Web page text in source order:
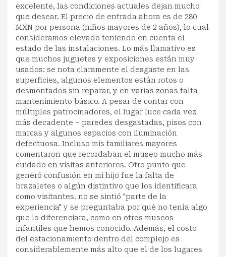
excelente, las condiciones actuales dejan mucho
que desear. El precio de entrada ahora es de 280
MXN por persona (niños mayores de 2 años), lo cual
consideramos elevado teniendo en cuenta el
estado de las instalaciones. Lo más llamativo es
que muchos juguetes y exposiciones están muy
usados: se nota claramente el desgaste en las
superficies, algunos elementos están rotos o
desmontados sin reparar, y en varias zonas falta
mantenimiento básico. A pesar de contar con
múltiples patrocinadores, el lugar luce cada vez
más decadente – paredes desgastadas, pisos con
marcas y algunos espacios con iluminación
defectuosa. Incluso mis familiares mayores
comentaron que recordaban el museo mucho más
cuidado en visitas anteriores. Otro punto que
generó confusión en mi hijo fue la falta de
brazaletes o algún distintivo que los identificara
como visitantes. no se sintió "parte de la
experiencia" y se preguntaba por qué no tenía algo
que lo diferenciara, como en otros museos
infantiles que hemos conocido. Además, el costo
del estacionamiento dentro del complejo es
considerablemente más alto que el de los lugares